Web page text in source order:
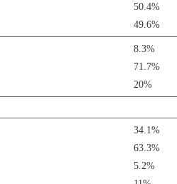
50.4%
49.6%
8.3%
71.7%
20%
34.1%
63.3%
5.2%